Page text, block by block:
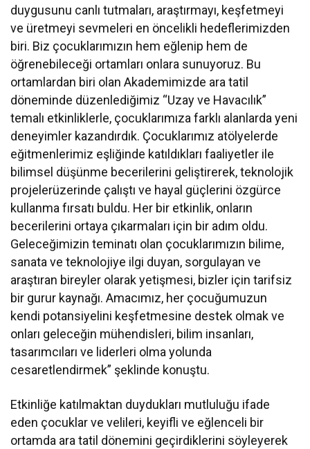
duygusunu canlı tutmaları, araştırmayı, keşfetmeyi
ve üretmeyi sevmeleri en öncelikli hedeflerimizden
biri. Biz çocuklarımızın hem eğlenip hem de
öğrenebileceği ortamları onlara sunuyoruz. Bu
ortamlardan biri olan Akademimizde ara tatil
döneminde düzenlediğimiz “Uzay ve Havacılık”
temalı etkinliklerle, çocuklarımıza farklı alanlarda yeni
deneyimler kazandırdık. Çocuklarımız atölyelerde
eğitmenlerimiz eşliğinde katıldıkları faaliyetler ile
bilimsel düşünme becerilerini geliştirerek, teknolojik
projelerüzerinde çalıştı ve hayal güçlerini özgürce
kullanma fırsatı buldu. Her bir etkinlik, onların
becerilerini ortaya çıkarmaları için bir adım oldu.
Geleceğimizin teminatı olan çocuklarımızın bilime,
sanata ve teknolojiye ilgi duyan, sorgulayan ve
araştıran bireyler olarak yetişmesi, bizler için tarifsiz
bir gurur kaynağı. Amacımız, her çocuğumuzun
kendi potansiyelini keşfetmesine destek olmak ve
onları geleceğin mühendisleri, bilim insanları,
tasarımcıları ve liderleri olma yolunda
cesaretlendirmek” şeklinde konuştu.
Etkinliğe katılmaktan duydukları mutluluğu ifade
eden çocuklar ve velileri, keyifli ve eğlenceli bir
ortamda ara tatil dönemini geçirdiklerini söyleyerek